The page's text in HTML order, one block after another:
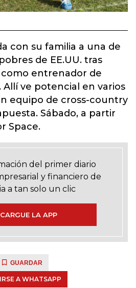
con su familia a una de
de EE.UU. tras
entrenador de
ve potencial en varios
equipo de cross-country
Sábado, a partir
Space.
del primer diario
y financiero de
a tan solo un clic
LA APP
GUARDAR
A WHATSAPP